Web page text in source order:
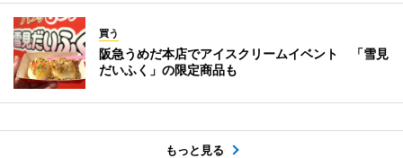
買う
阪急うめだ本店でアイスクリームイベント 「雪見
だいふく」の限定商品も
もっと見る